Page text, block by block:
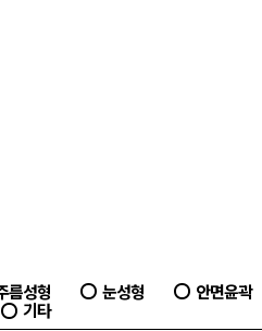
름성형 눈성형 안면윤곽
기타